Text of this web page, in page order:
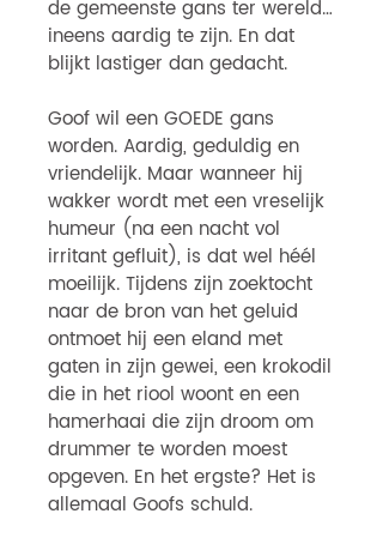
de gemeenste gans ter wereld…
ineens aardig te zijn. En dat
blijkt lastiger dan gedacht.
Goof wil een GOEDE gans
worden. Aardig, geduldig en
vriendelijk. Maar wanneer hij
wakker wordt met een vreselijk
humeur (na een nacht vol
irritant gefluit), is dat wel héél
moeilijk. Tijdens zijn zoektocht
naar de bron van het geluid
ontmoet hij een eland met
gaten in zijn gewei, een krokodil
die in het riool woont en een
hamerhaai die zijn droom om
drummer te worden moest
opgeven. En het ergste? Het is
allemaal Goofs schuld.